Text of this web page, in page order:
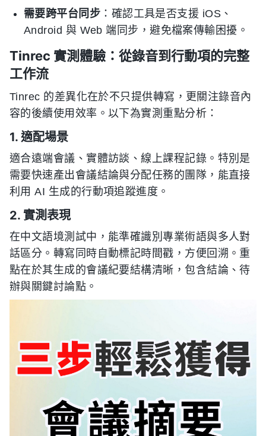
需要跨平台同步 ：確認工具是否支援 iOS、
Android 與 Web 端同步，避免檔案傳輸困擾。
Tinrec 實測體驗：從錄音到行動項的完整
工作流
Tinrec 的差異化在於不只提供轉寫，更關注錄音內
容的後續使用效率。以下為實測重點分析：
1. 適配場景
適合遠端會議、實體訪談、線上課程記錄。特別是
需要快速產出會議結論與分配任務的團隊，能直接
利用 AI 生成的行動項追蹤進度。
2. 實測表現
在中文語境測試中，能準確識別專業術語與多人對
話區分。轉寫同時自動標記時間戳，方便回溯。重
點在於其生成的會議紀要結構清晰，包含結論、待
辦與關鍵討論點。